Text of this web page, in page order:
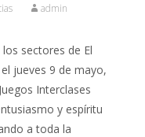
admin
sectores de El
jueves 9 de mayo,
Interclases
y espíritu
a toda la